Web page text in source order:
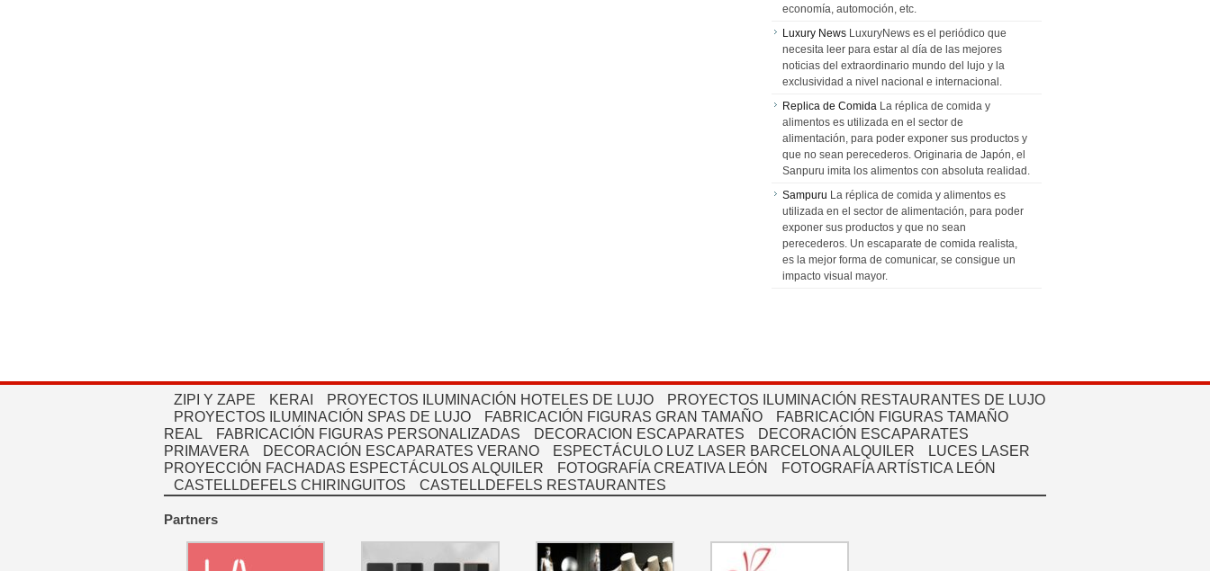
economía, automoción, etc.
Luxury News LuxuryNews es el periódico que
necesita leer para estar al día de las mejores
noticias del extraordinario mundo del lujo y la
exclusividad a nivel nacional e internacional.
Replica de Comida La réplica de comida y
alimentos es utilizada en el sector de
alimentación, para poder exponer sus productos y
que no sean perecederos. Originaria de Japón, el
Sanpuru imita los alimentos con absoluta realidad.
Sampuru La réplica de comida y alimentos es
utilizada en el sector de alimentación, para poder
exponer sus productos y que no sean
perecederos. Un escaparate de comida realista,
es la mejor forma de comunicar, se consigue un
impacto visual mayor.
ZIPI Y ZAPE KERAI PROYECTOS ILUMINACIÓN HOTELES DE LUJO
PROYECTOS ILUMINACIÓN RESTAURANTES DE LUJO
PROYECTOS ILUMINACIÓN SPAS DE LUJO
FABRICACIÓN FIGURAS GRAN TAMAÑO
FABRICACIÓN FIGURAS TAMAÑO
REAL
FABRICACIÓN FIGURAS PERSONALIZADAS DECORACION ESCAPARATES
DECORACIÓN ESCAPARATES
PRIMAVERA
DECORACIÓN ESCAPARATES VERANO ESPECTÁCULO LUZ LASER BARCELONA ALQUILER
LUCES LASER
PROYECCIÓN FACHADAS ESPECTÁCULOS ALQUILER
FOTOGRAFÍA CREATIVA LEÓN
FOTOGRAFÍA ARTÍSTICA LEÓN
CASTELLDEFELS CHIRINGUITOS
CASTELLDEFELS RESTAURANTES
Partners